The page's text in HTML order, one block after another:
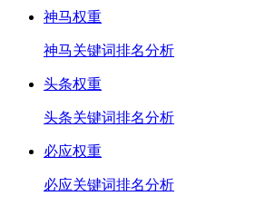
神马权重
神马关键词排名分析
头条权重
头条关键词排名分析
必应权重
必应关键词排名分析